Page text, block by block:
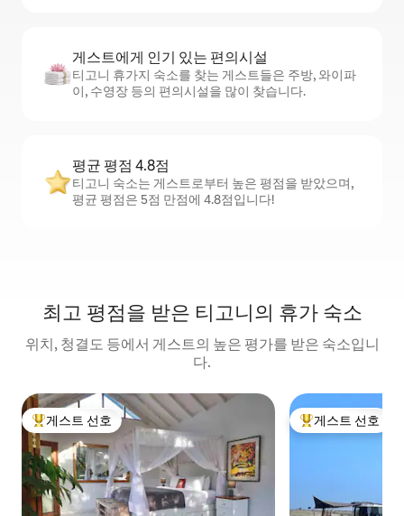
게스트에게 인기 있는 편의시설
티고니 휴가지 숙소를 찾는 게스트들은 주방, 와이파
이, 수영장 등의 편의시설을 많이 찾습니다.
평균 평점 4.8점
티고니 숙소는 게스트로부터 높은 평점을 받았으며,
평균 평점은 5점 만점에 4.8점입니다!
최고 평점을 받은 티고니의 휴가 숙소
위치, 청결도 등에서 게스트의 높은 평가를 받은 숙소입니
다.
상위 게스트 선호
게스트 선호 상위 게스트 선호
게스트 선호